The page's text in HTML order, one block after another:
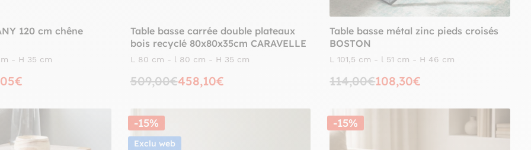
120 cm chêne
- H 35 cm
Table basse carrée double plateaux
bois recyclé 80x80x35cm CARAVELLE
L 80 cm - l 80 cm - H 35 cm
509,00€458,10€
Table basse métal zinc pieds croisés
BOSTON
L 101,5 cm - l 51 cm - H 46 cm
114,00€108,30€
-15%
Exclu web
-15%